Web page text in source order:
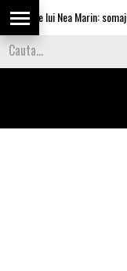
lui Nea Marin: somajul